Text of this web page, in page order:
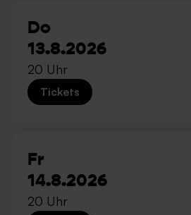
Do
13.8.2026
20 Uhr
Tickets
Fr
14.8.2026
20 Uhr